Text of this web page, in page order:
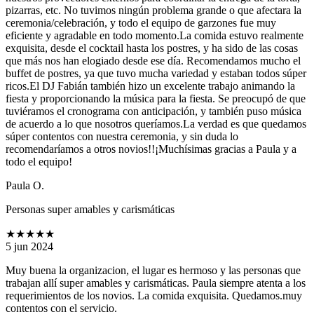
pizarras, etc. No tuvimos ningún problema grande o que afectara la
ceremonia/celebración, y todo el equipo de garzones fue muy
eficiente y agradable en todo momento.La comida estuvo realmente
exquisita, desde el cocktail hasta los postres, y ha sido de las cosas
que más nos han elogiado desde ese día. Recomendamos mucho el
buffet de postres, ya que tuvo mucha variedad y estaban todos súper
ricos.El DJ Fabián también hizo un excelente trabajo animando la
fiesta y proporcionando la música para la fiesta. Se preocupó de que
tuviéramos el cronograma con anticipación, y también puso música
de acuerdo a lo que nosotros queríamos.La verdad es que quedamos
súper contentos con nuestra ceremonia, y sin duda lo
recomendaríamos a otros novios!!¡Muchísimas gracias a Paula y a
todo el equipo!
Paula O.
Personas super amables y carismáticas
★★★★★
5 jun 2024
Muy buena la organizacion, el lugar es hermoso y las personas que
trabajan allí super amables y carismáticas. Paula siempre atenta a los
requerimientos de los novios. La comida exquisita. Quedamos.muy
contentos con el servicio.